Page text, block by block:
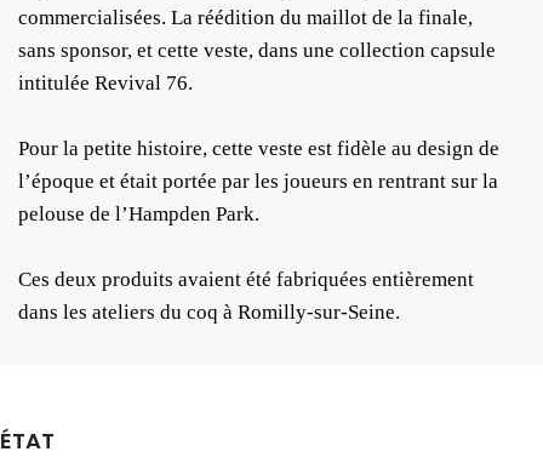
commercialisées. La réédition du maillot de la finale,
sans sponsor, et cette veste, dans une collection capsule
intitulée Revival 76.
Pour la petite histoire, cette veste est fidèle au design de
l’époque et était portée par les joueurs en rentrant sur la
pelouse de l’Hampden Park.
Ces deux produits avaient été fabriquées entièrement
dans les ateliers du coq à Romilly-sur-Seine.
ÉTAT